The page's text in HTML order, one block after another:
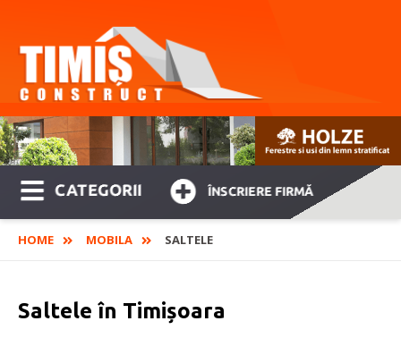
CATEGORII ÎNSCRIERE FIRMĂ
HOME MOBILA SALTELE
Saltele în Timișoara